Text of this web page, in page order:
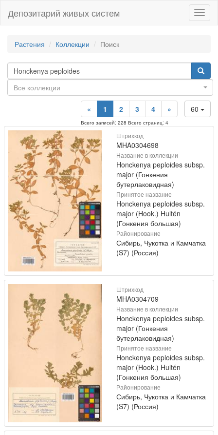
Депозитарий живых систем
Растения Коллекции Поиск
Все коллекции
60
« 1 2 3 4 »
Всего записей: 228 Всего страниц: 4
Штрихкод
MHA0304698
Название в коллекции
Honckenya peploides subsp.
major (Гонкения
бутерлаковидная)
Принятое название
Honckenya peploides subsp.
major (Hook.) Hultén
(Гонкения большая)
Районирование
Сибирь, Чукотка и Камчатка
(S7) (Россия)
Штрихкод
MHA0304709
Название в коллекции
Honckenya peploides subsp.
major (Гонкения
бутерлаковидная)
Принятое название
Honckenya peploides subsp.
major (Hook.) Hultén
(Гонкения большая)
Районирование
Сибирь, Чукотка и Камчатка
(S7) (Россия)